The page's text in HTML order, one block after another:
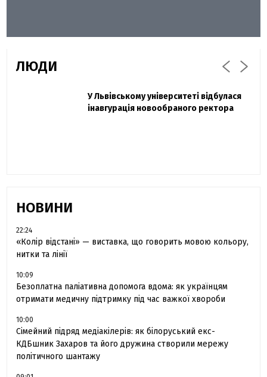
ЛЮДИ
Павло Дак
Захисник "Азовсталі" Діанов вдруге
одружився та показав фото з весілля
У Львівському університеті відбулася
інавгурація новообраного ректора
НОВИНИ
22:24
«Колір відстані» — виставка, що говорить мовою кольору,
нитки та лінії
10:09
Безоплатна паліативна допомога вдома: як українцям
отримати медичну підтримку під час важкої хвороби
10:00
Сімейний підряд медіакілерів: як білоруський екс-
КДБшник Захаров та його дружина створили мережу
політичного шантажу